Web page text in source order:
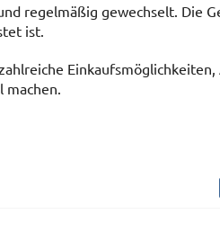
regelmäßig gewechselt. Die
ist.